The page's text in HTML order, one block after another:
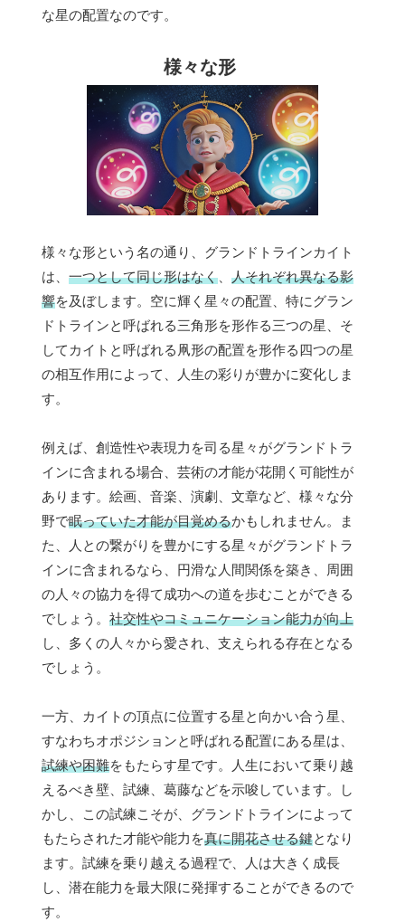
な星の配置なのです。
様々な形
様々な形という名の通り、グランドトラインカイト
は、 一つとして同じ形はなく
人それぞれ異なる影
響を及ぼします。空に輝く星々の配置、特にグラン
ドトラインと呼ばれる三角形を形作る三つの星、そ
してカイトと呼ばれる凧形の配置を形作る四つの星
の相互作用によって、人生の彩りが豊かに変化しま
す。
例えば、創造性や表現力を司る星々がグランドトラ
インに含まれる場合、芸術の才能が花開く可能性が
あります。絵画、音楽、演劇、文章など、様々な分
野で眠っていた才能が目覚めるかもしれません。ま
た、人との繋がりを豊かにする星々がグランドトラ
インに含まれるなら、円滑な人間関係を築き、周囲
の人々の協力を得て成功への道を歩むことができる
でしょう。 社交性やコミュニケーション能力が向上
し、多くの人々から愛され、支えられる存在となる
でしょう。
一方、カイトの頂点に位置する星と向かい合う星、
すなわちオポジションと呼ばれる配置にある星は、
試練や困難をもたらす星です。人生において乗り越
えるべき壁、試練、葛藤などを示唆しています。し
かし、この試練こそが、グランドトラインによって
もたらされた才能や能力を真に開花させる鍵となり
ます。試練を乗り越える過程で、人は大きく成長
し、潜在能力を最大限に発揮することができるので
す。